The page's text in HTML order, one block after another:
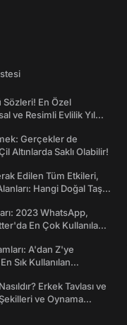
Sözleri! En Özel
ve Resimli Evlilik Yıl
Gerçekler de
Altınlarda Saklı Olabilir!
Edilen Tüm Etkileri,
Hangi Doğal Taş
2023 WhatsApp,
En Çok Kullanılan
A'dan Z'ye
Sık Kullanılan
Erkek Tavlası ve
Şekilleri ve Oynama